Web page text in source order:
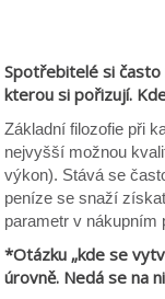
Spotřebitelé si často
kterou si pořizují.
Základní filozofie při
nejvyšší možnou
výkon). Stává se
peníze se snaží
parametr v nákupním
*Otázku „kde se
úrovně. Nedá se na